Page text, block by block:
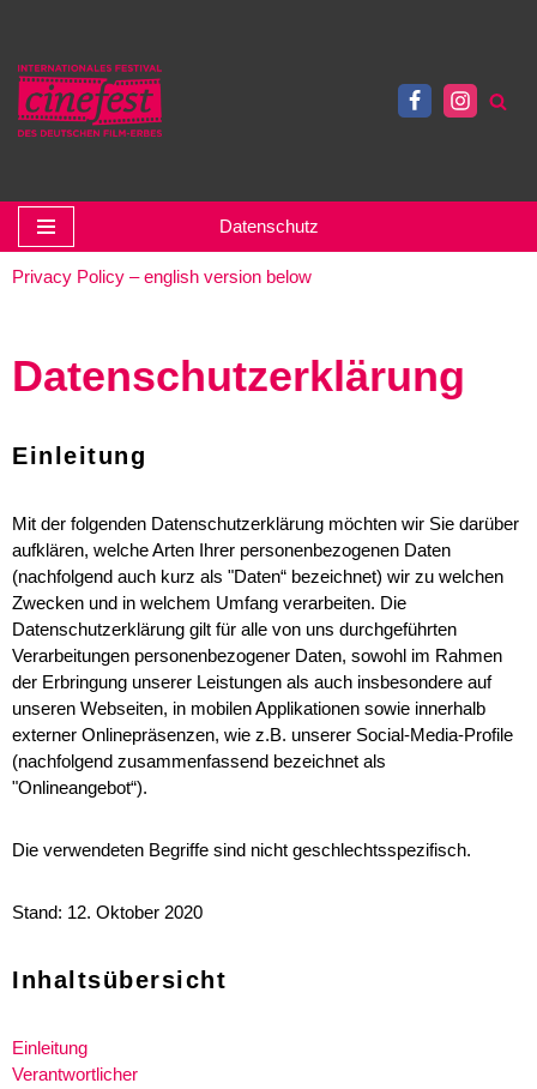
Zum
Inhalt
springen
Datenschutz
Privacy Policy – english version below
Datenschutzerklärung
Einleitung
Mit der folgenden Datenschutzerklärung möchten wir Sie darüber
aufklären, welche Arten Ihrer personenbezogenen Daten
(nachfolgend auch kurz als "Daten“ bezeichnet) wir zu welchen
Zwecken und in welchem Umfang verarbeiten. Die
Datenschutzerklärung gilt für alle von uns durchgeführten
Verarbeitungen personenbezogener Daten, sowohl im Rahmen
der Erbringung unserer Leistungen als auch insbesondere auf
unseren Webseiten, in mobilen Applikationen sowie innerhalb
externer Onlinepräsenzen, wie z.B. unserer Social-Media-Profile
(nachfolgend zusammenfassend bezeichnet als
"Onlineangebot“).
Die verwendeten Begriffe sind nicht geschlechtsspezifisch.
Stand: 12. Oktober 2020
Inhaltsübersicht
Einleitung
Verantwortlicher